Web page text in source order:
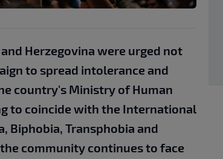
Herzegovina were urged not
to spread intolerance and
country's Ministry of Human
to coincide with the International
Biphobia, Transphobia and
community continues to face